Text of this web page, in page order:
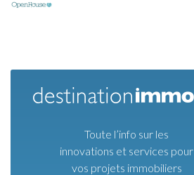
Toute l’info sur les
innovations et services pour
vos projets immobiliers